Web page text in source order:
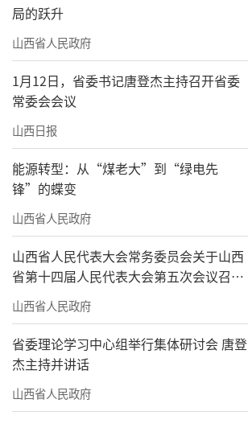
局的跃升
山西省人民政府
1月12日，省委书记唐登杰主持召开省委
常委会会议
山西日报
能源转型：从“煤老大”到“绿电先
锋”的蝶变
山西省人民政府
山西省人民代表大会常务委员会关于山西
省第十四届人民代表大会第五次会议召开
时间的决定
山西省人民政府
省委理论学习中心组举行集体研讨会 唐登
杰主持并讲话
山西省人民政府